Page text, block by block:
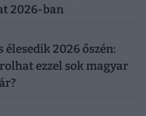
2026-ban
2026 őszén:
ezzel sok magyar